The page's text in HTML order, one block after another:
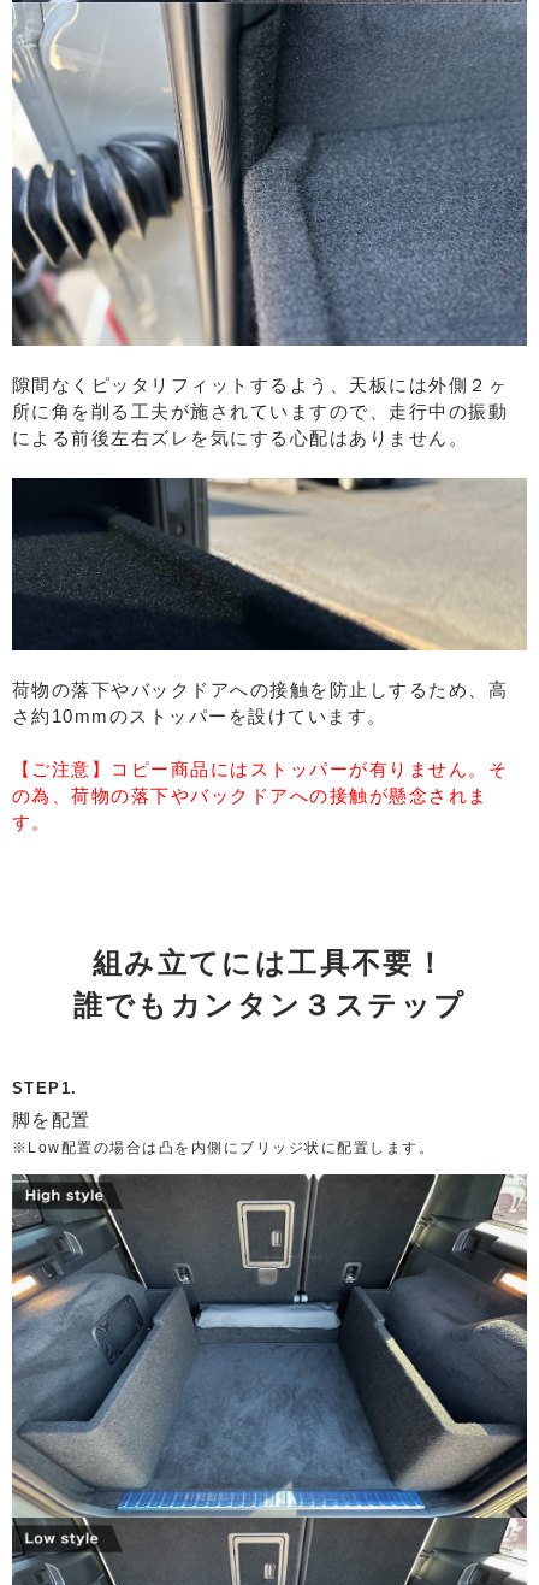
隙間なくピッタリフィットするよう、天板には外側２ヶ
所に角を削る工夫が施されていますので、走行中の振動
による前後左右ズレを気にする心配はありません。
荷物の落下やバックドアへの接触を防止しするため、高
さ約10mmのストッパーを設けています。
【ご注意】コピー商品にはストッパーが有りません。そ
の為、荷物の落下やバックドアへの接触が懸念されま
す。
組み立てには工具不要！
誰でもカンタン３ステップ
STEP1.
脚を配置
※Low配置の場合は凸を内側にブリッジ状に配置します。